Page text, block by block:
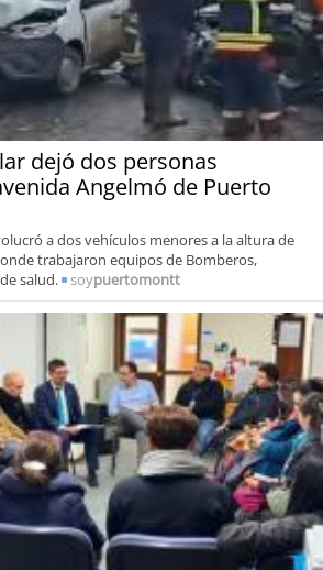
dejó dos personas
Angelmó de Puerto
a dos vehículos menores a la altura de
trabajaron equipos de Bomberos,
salud.
soypuertomontt